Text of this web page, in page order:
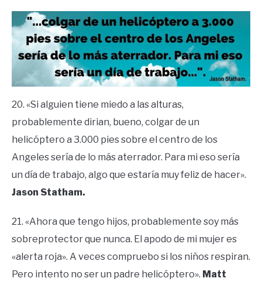
20. «Si alguien tiene miedo a las alturas,
probablemente dirian, bueno, colgar de un
helicóptero a 3.000 pies sobre el centro de los
Angeles sería de lo más aterrador. Para mi eso sería
un día de trabajo, algo que estaría muy feliz de hacer».
Jason Statham.
21. «Ahora que tengo hijos, probablemente soy más
sobreprotector que nunca. El apodo de mi mujer es
«alerta roja». A veces compruebo si los niños respiran.
Pero intento no ser un padre helicóptero». Matt